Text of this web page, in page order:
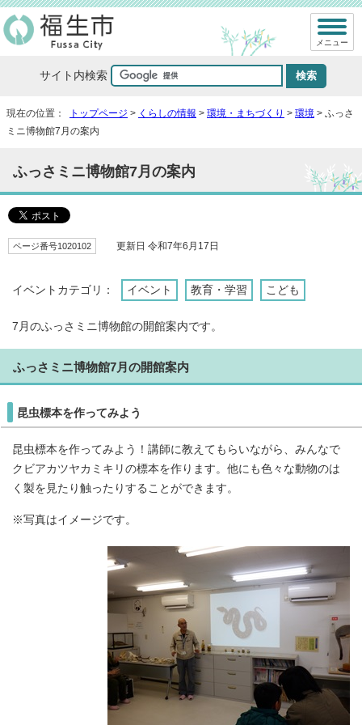
サイト内検索
メニュー
現在の位置： トップページ > くらしの情報 > 環境・まちづくり > 環境 > ふっさ
ミニ博物館7月の案内
ふっさミニ博物館7月の案内
ページ番号1020102 更新日 令和7年6月17日
イベントカテゴリ： イベント 教育・学習 こども
7月のふっさミニ博物館の開館案内です。
ふっさミニ博物館7月の開館案内
昆虫標本を作ってみよう
昆虫標本を作ってみよう！講師に教えてもらいながら、みんなで
クビアカツヤカミキリの標本を作ります。他にも色々な動物のは
く製を見たり触ったりすることができます。
※写真はイメージです。